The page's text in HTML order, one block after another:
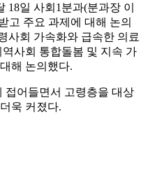
18일 사회1분과(분과장 이
고 주요 과제에 대해 논의
사회 가속화와 급속한 의료
사회 통합돌봄 및 지속 가
해 논의했다.
접어들면서 고령층을 대상
욱 커졌다.